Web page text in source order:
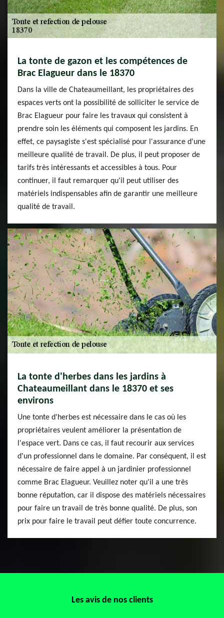
La tonte de gazon et les compétences de
Brac Elagueur dans le 18370
Dans la ville de Chateaumeillant, les propriétaires des
espaces verts ont la possibilité de solliciter le service de
Brac Elagueur pour faire les travaux qui consistent à
prendre soin les éléments qui composent les jardins. En
effet, ce paysagiste s'est spécialisé pour l'assurance d'une
meilleure qualité de travail. De plus, il peut proposer de
tarifs très intéressants et accessibles à tous. Pour
continuer, il faut remarquer qu'il peut utiliser des
matériels indispensables afin de garantir une meilleure
qualité de travail.
La tonte d'herbes dans les jardins à
Chateaumeillant dans le 18370 et ses
environs
Une tonte d'herbes est nécessaire dans le cas où les
propriétaires veulent améliorer la présentation de
l'espace vert. Dans ce cas, il faut recourir aux services
d'un professionnel dans le domaine. Par conséquent, il est
nécessaire de faire appel à un jardinier professionnel
comme Brac Elagueur. Veuillez noter qu'il a une très
bonne réputation, car il dispose des matériels nécessaires
pour faire un travail de très bonne qualité. De plus, son
prix pour faire le travail peut défier toute concurrence.
Les avis de nos clients